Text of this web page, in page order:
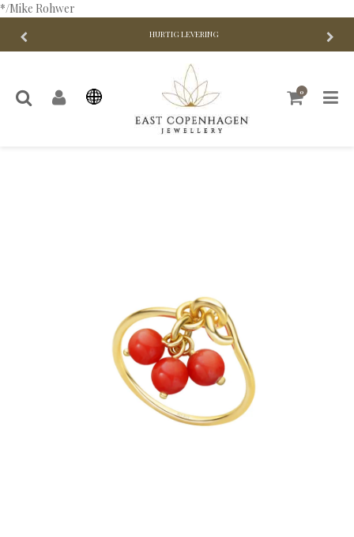
*/Mike Rohwer
HURTIG LEVERING
0